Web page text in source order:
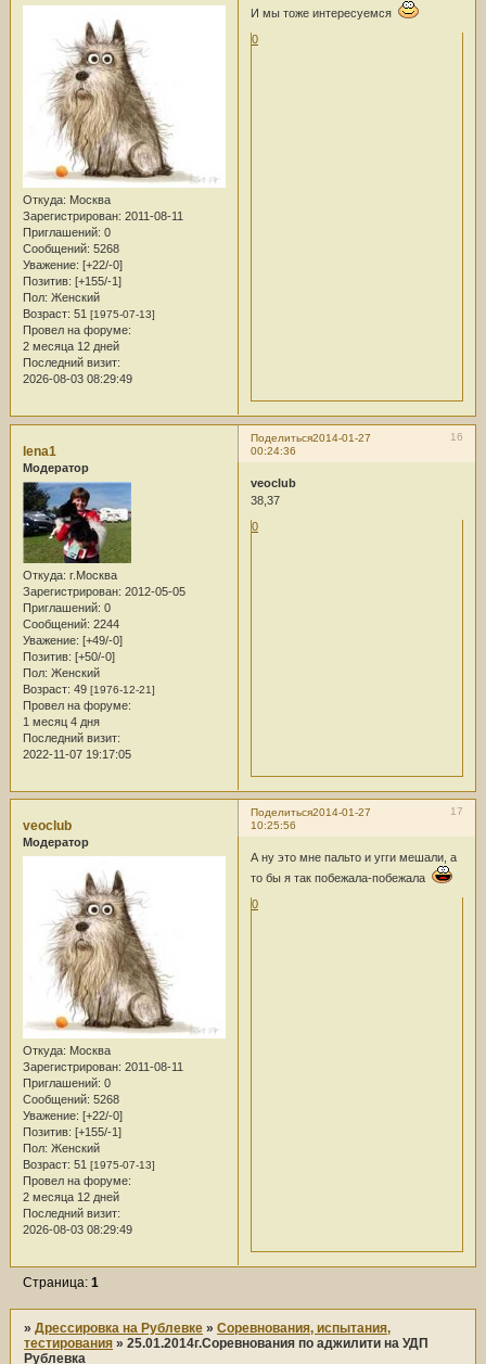
Откуда: Москва
Зарегистрирован: 2011-08-11
Приглашений: 0
Сообщений: 5268
Уважение: [+22/-0]
Позитив: [+155/-1]
Пол: Женский
Возраст: 51 [1975-07-13]
Провел на форуме:
2 месяца 12 дней
Последний визит:
2026-08-03 08:29:49
И мы тоже интересуемся
0
Поделиться 16
2014-01-27
00:24:36
lena1
Модератор
Откуда: г.Москва
Зарегистрирован: 2012-05-05
Приглашений: 0
Сообщений: 2244
Уважение: [+49/-0]
Позитив: [+50/-0]
Пол: Женский
Возраст: 49 [1976-12-21]
Провел на форуме:
1 месяц 4 дня
Последний визит:
2022-11-07 19:17:05
veoclub
38,37
0
Поделиться 17
2014-01-27
10:25:56
veoclub
Модератор
Откуда: Москва
Зарегистрирован: 2011-08-11
Приглашений: 0
Сообщений: 5268
Уважение: [+22/-0]
Позитив: [+155/-1]
Пол: Женский
Возраст: 51 [1975-07-13]
Провел на форуме:
2 месяца 12 дней
Последний визит:
2026-08-03 08:29:49
А ну это мне пальто и угги мешали, а
то бы я так побежала-побежала
0
Страница:1
»Дрессировка на Рублевке »Соревнования, испытания,
тестирования »25.01.2014г.Соревнования по аджилити на УДП
Рублевка